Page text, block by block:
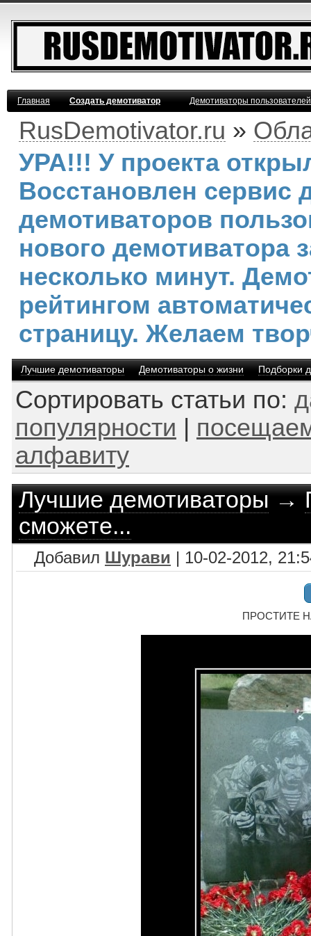
Главная Создать демотиватор Демотиваторы
RusDemotivator.ru »
УРА!!! У проекта
Восстановлен сервис
демотиваторов
нового демотиватора
несколько минут.
рейтингом
страницу. Желаем
Лучшие демотиваторы Демотиваторы о жизни Подборки
Сортировать статьи по:
популярности
алфавиту
Лучшие демотиваторы→
сможете...
Добавил Шурави | 10-02-2012,
ПРОСТИТЕ